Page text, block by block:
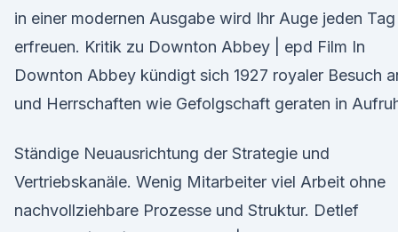
in einer modernen Ausgabe wird Ihr Auge jeden Tag
erfreuen. Kritik zu Downton Abbey | epd Film In
Downton Abbey kündigt sich 1927 royaler Besuch
und Herrschaften wie Gefolgschaft geraten in
Ständige Neuausrichtung der Strategie und
Vertriebskanäle. Wenig Mitarbeiter viel Arbeit ohne
nachvollziehbare Prozesse und Struktur. Detlef